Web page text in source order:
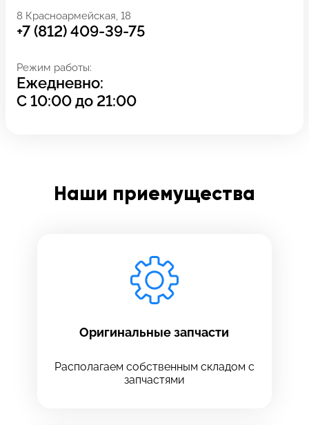
8 Красноармейская, 18
+7 (812) 409-39-75
Режим работы:
Ежедневно:
С10:00до 21:00
Наши приемущества
Оригинальные запчасти
Располагаем собственным складом с
запчастями
Задать вопрос
Отправить
Оставьте свой
Заполните все необходимые поля
Введите номер договора